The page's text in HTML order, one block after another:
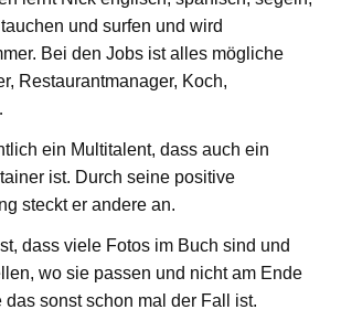
und surfen und wird
Bei den Jobs ist alles mögliche
Restaurantmanager, Koch,
ein Multitalent, dass auch ein
ist. Durch seine positive
steckt er andere an.
dass viele Fotos im Buch sind und
wo sie passen und nicht am Ende
sonst schon mal der Fall ist.